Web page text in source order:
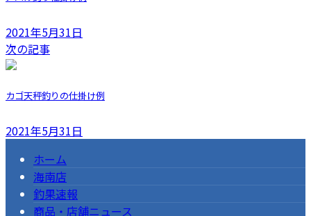
2021年5月31日
次の記事
カゴ天秤釣りの仕掛け例
2021年5月31日
ホーム
海南店
釣果速報
商品・店舗ニュース